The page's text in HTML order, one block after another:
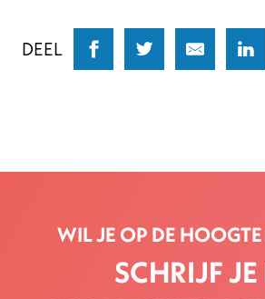
DEEL
WIL JE OP DE
SCHRIJF